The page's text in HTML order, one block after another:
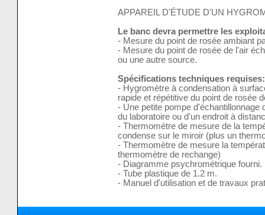
APPAREIL D'ÉTUDE D'UN
Le banc devra permettre les
- Mesure du point de rosée ambiant
- Mesure du point de rosée de l'air
ou une autre source.
Spécifications techniques requises:
- Hygromètre à condensation à
rapide et répétitive du point de rosée
- Une petite pompe d'échantillonnage
du laboratoire ou d'un endroit à
- Thermomètre de mesure de la
condense sur le miroir (plus un
- Thermomètre de mesure la
thermomètre de rechange)
- Diagramme psychrométrique fourni.
- Tube plastique de 1.2 m.
- Manuel d'utilisation et de travaux